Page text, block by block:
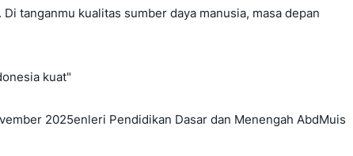
tanganmu kualitas sumber daya manusia, masa depan
kuat"
2025enleri Pendidikan Dasar dan Menengah AbdMuis